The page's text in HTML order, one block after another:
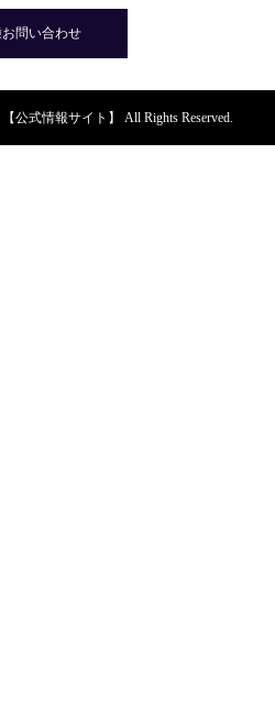
問い合わせ
公式情報サイト】 All Rights Reserved.